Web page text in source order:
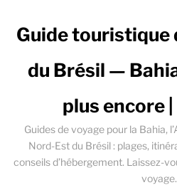
Guide touristique
du Brésil —
plus encore
Guides de voyage pour la Bahia,
Nord-Est du Brésil : plages,
conseils d’hébergement. Laissez-
voyage.